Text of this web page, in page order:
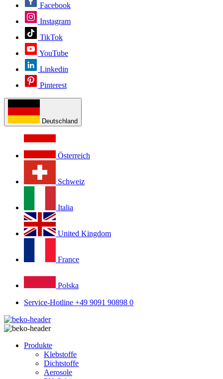
Facebook
Instagram
TikTok
YouTube
Linkedin
Pinterest
Deutschland
Österreich
Schweiz
Italia
United Kingdom
France
Polska
Service-Hotline +49 9091 90898 0
Produkte
Klebstoffe
Dichtstoffe
Aerosole